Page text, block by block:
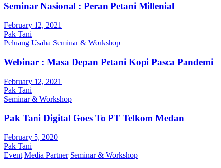
Seminar Nasional : Peran Petani Millenial
February 12, 2021
Pak Tani
Peluang Usaha Seminar & Workshop
Webinar : Masa Depan Petani Kopi Pasca Pandemi
February 12, 2021
Pak Tani
Seminar & Workshop
Pak Tani Digital Goes To PT Telkom Medan
February 5, 2020
Pak Tani
Event Media Partner Seminar & Workshop